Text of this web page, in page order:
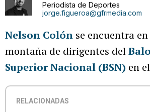
Periodista de Deportes
jorge.figueroa@gfrmedia.com
Nelson Colón se encuentra
montaña de dirigentes del
Superior Nacional (BSN) en
RELACIONADAS